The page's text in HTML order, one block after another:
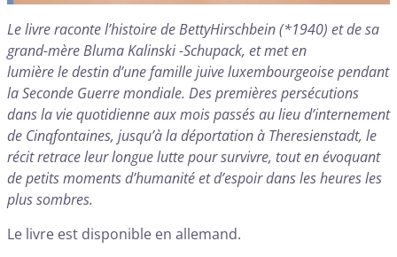
Le livre raconte l’histoire de BettyHirschbein (*1940) et de sa
grand-mère Bluma Kalinski -Schupack, et met en
lumière le destin d’une famille juive luxembourgeoise pendant
la Seconde Guerre mondiale. Des premières persécutions
dans la vie quotidienne aux mois passés au lieu d’internement
de Cinqfontaines, jusqu’à la déportation à Theresienstadt, le
récit retrace leur longue lutte pour survivre, tout en évoquant
de petits moments d’humanité et d’espoir dans les heures les
plus sombres.
Le livre est disponible en allemand.